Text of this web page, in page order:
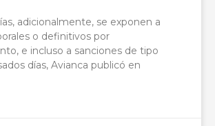
adicionalmente, se exponen a
o definitivos por
e incluso a sanciones de tipo
días, Avianca publicó en